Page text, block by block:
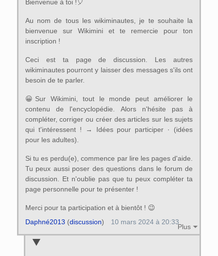
Bienvenue à toi !🎈
Au nom de tous les wikiminautes, je te souhaite la
bienvenue sur Wikimini et te remercie pour ton
inscription !
Ceci est ta page de discussion. Les autres
wikiminautes pourront y laisser des messages s'ils ont
besoin de te parler.
😀Sur Wikimini, tout le monde peut améliorer le
contenu de l'encyclopédie. Alors n'hésite pas à
compléter, corriger ou créer des articles sur les sujets
qui t'intéressent ! → Idées pour participer · (idées
pour les adultes).
Si tu es perdu(e), commence par lire les pages d'aide.
Tu peux aussi poser des questions dans le forum de
discussion. Et n'oublie pas que tu peux compléter ta
page personnelle pour te présenter !
Merci pour ta participation et à bientôt ! 😉
Plus
Daphné2013 (discussion) 10 mars 2024 à 20:33